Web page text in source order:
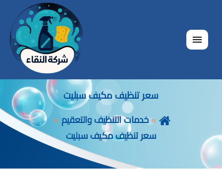
القائمة
سعر تنظيف مكيف سبليت
خدمات التنظيف والتعقيم
سعر تنظيف مكيف سبليت